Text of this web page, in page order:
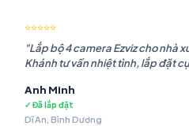
⭐⭐⭐⭐⭐
"Lắp bộ 4 camera Ezviz cho nhà
Khánh tư vấn nhiệt tình, lắp đặt
Anh Minh
✓ Đã lắp đặt
Dĩ An, Bình Dương